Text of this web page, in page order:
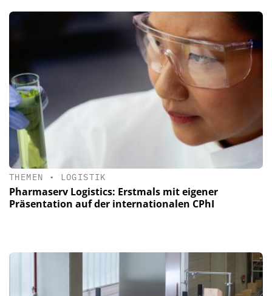
THEMEN • LOGISTIK
Pharmaserv Logistics: Erstmals mit eigener
Präsentation auf der internationalen CPhI